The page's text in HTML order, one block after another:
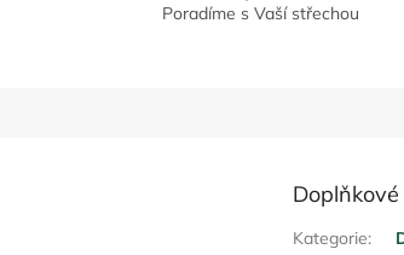
Poradíme s Vaší střechou
Kategorie: